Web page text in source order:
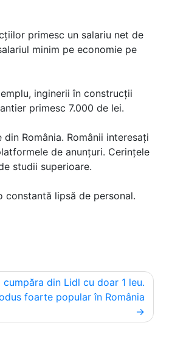
primesc un salariu net de
minim pe economie pe
inginerii în construcții
primesc 7.000 de lei.
România. Românii interesați
de anunțuri. Cerințele
studii superioare.
constantă lipsă de personal.
din Lidl cu doar 1 leu.
foarte popular în România